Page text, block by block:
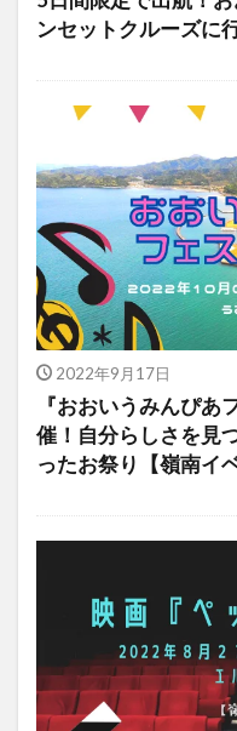
ンセットクルーズに
2022年9月17日
『おおいうみんぴあ
催！自分らしさを見
ったお祭り【嶺南イ